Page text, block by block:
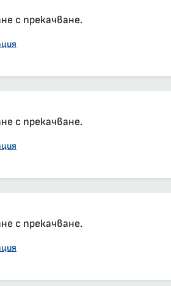
с прекачване.
с прекачване.
резервация
задължителна резервация
с прекачване.